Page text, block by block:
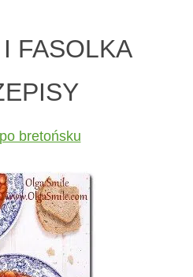
FASOLKA
bretońsku